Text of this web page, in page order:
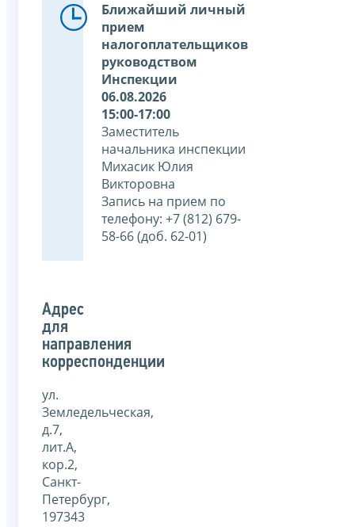
Ближайший личный
прием
налогоплательщиков
руководством
Инспекции
06.08.2026
15:00-17:00
Заместитель
начальника инспекции
Михасик Юлия
Викторовна
Запись на прием по
телефону: +7 (812) 679-
58-66 (доб. 62-01)
Адрес
для
направления
корреспонденции
ул.
Земледельческая,
д.7,
лит.А,
кор.2,
Санкт-
Петербург,
197343